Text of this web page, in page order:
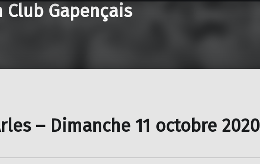
Gapençais
– Dimanche 11 octobre 2020